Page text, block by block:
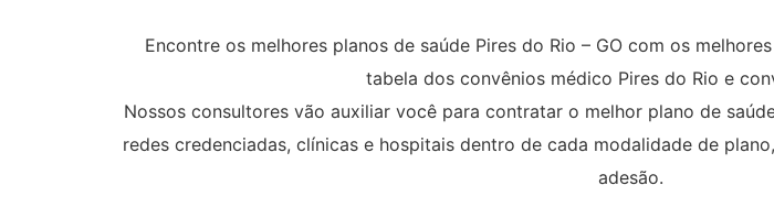
Encontre os melhores planos de saúde Pires do Rio – GO com os
tabela dos convênios médico Pires do Rio e
Nossos consultores vão auxiliar você para contratar o melhor plano de
redes credenciadas, clínicas e hospitais dentro de cada modalidade de
adesão.